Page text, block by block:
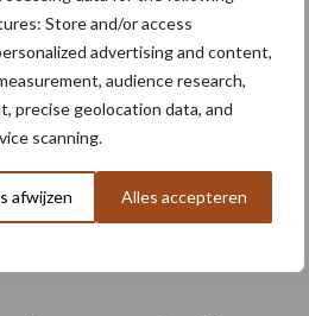
Store and/or access
advertising and content,
audience research,
precise geolocation data, and
scanning.
afwijzen Alles accepteren
biologische aardappelen in
compacte gedragen